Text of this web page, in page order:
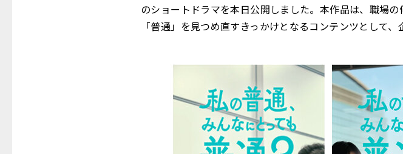
のショートドラマを本日公開しました。本作品は、職場
「普通」を見つめ直すきっかけとなるコンテンツとして